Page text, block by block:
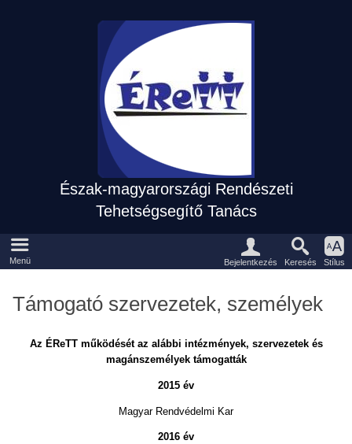
Észak-magyarországi Rendészeti
Tehetségsegítő Tanács
Fõmenü
Menü
Eszközpanel
Bejelentkezés Keresés Stílus
Támogató szervezetek, személyek
Az ÉReTT működését az alábbi intézmények, szervezetek és
magánszemélyek támogatták
2015 év
Magyar Rendvédelmi Kar
2016 év